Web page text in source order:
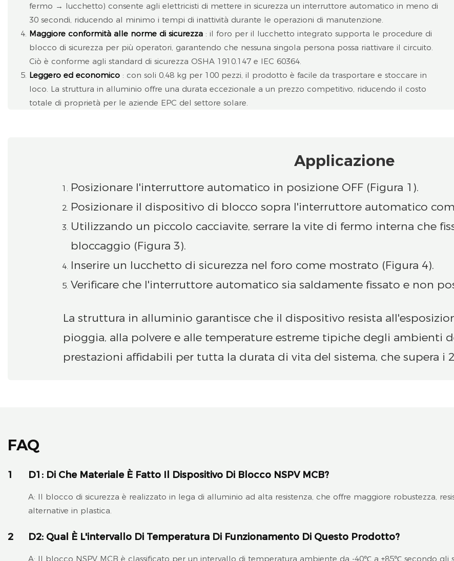
fermo → lucchetto) consente agli elettricisti di mettere in sicurezza un interruttore automatico in meno di
30 secondi, riducendo al minimo i tempi di inattività durante le operazioni di manutenzione.
Maggiore conformità alle norme di sicurezza: il foro per il lucchetto integrato supporta le procedure di
blocco di sicurezza per più operatori, garantendo che nessuna singola persona possa riattivare il circuito.
Ciò è conforme agli standard di sicurezza OSHA 1910.147 e IEC 60364.
Leggero ed economico: con soli 0,48 kg per 100 pezzi, il prodotto è facile da trasportare e stoccare in
loco. La struttura in alluminio offre una durata eccezionale a un prezzo competitivo, riducendo il costo
totale di proprietà per le aziende EPC del settore solare.
Applicazione
Posizionare l'interruttore automatico in posizione OFF (Figura 1).
Posizionare il dispositivo di blocco sopra l'interruttore automatico
Utilizzando un piccolo cacciavite, serrare la vite di fermo interna che
bloccaggio (Figura 3).
Inserire un lucchetto di sicurezza nel foro come mostrato (Figura 4).
Verificare che l'interruttore automatico sia saldamente fissato e non
La struttura in alluminio garantisce che il dispositivo resista
pioggia, alla polvere e alle temperature estreme tipiche degli ambienti
prestazioni affidabili per tutta la durata di vita del sistema, che supera i
FAQ
1 D1: Di Che Materiale È Fatto Il Dispositivo Di Blocco NSPV MCB?
A: Il blocco di sicurezza è realizzato in lega di alluminio ad alta resistenza, che offre maggiore robustezza,
alternative in plastica.
2 D2: Qual È L'intervallo Di Temperatura Di Funzionamento Di Questo Prodotto?
A: Il blocco NSPV MCB è classificato per un intervallo di temperatura ambiente da -40℃ a +85℃ secondo